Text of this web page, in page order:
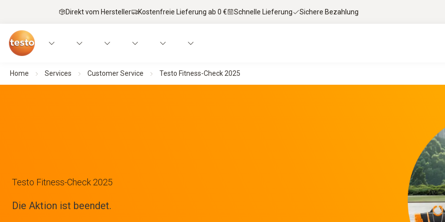
Direkt vom Hersteller Kostenfreie Lieferung ab 0 € Schnelle Lieferung Sichere Bezahlung
Home Services Customer Service Testo Fitness-Check 2025
Testo Fitness-Check 2025
Die Aktion ist beendet.